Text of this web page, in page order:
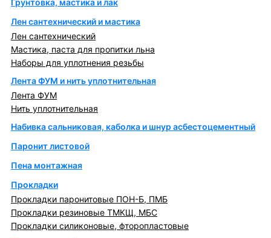
Грунтовка, мастика и лак
Лен сантехнический и мастика
Лен сантехнический
Мастика, паста для пропитки льна
Наборы для уплотнения резьбы
Лента ФУМ и нить уплотнительная
Лента ФУМ
Нить уплотнительная
Набивка сальниковая, каболка и шнур асбестоцементный
Паронит листовой
Пена монтажная
Прокладки
Прокладки паронитовые ПОН-Б, ПМБ
Прокладки резиновые ТМКЩ, МБС
Прокладки силиконовые, фторопластовые